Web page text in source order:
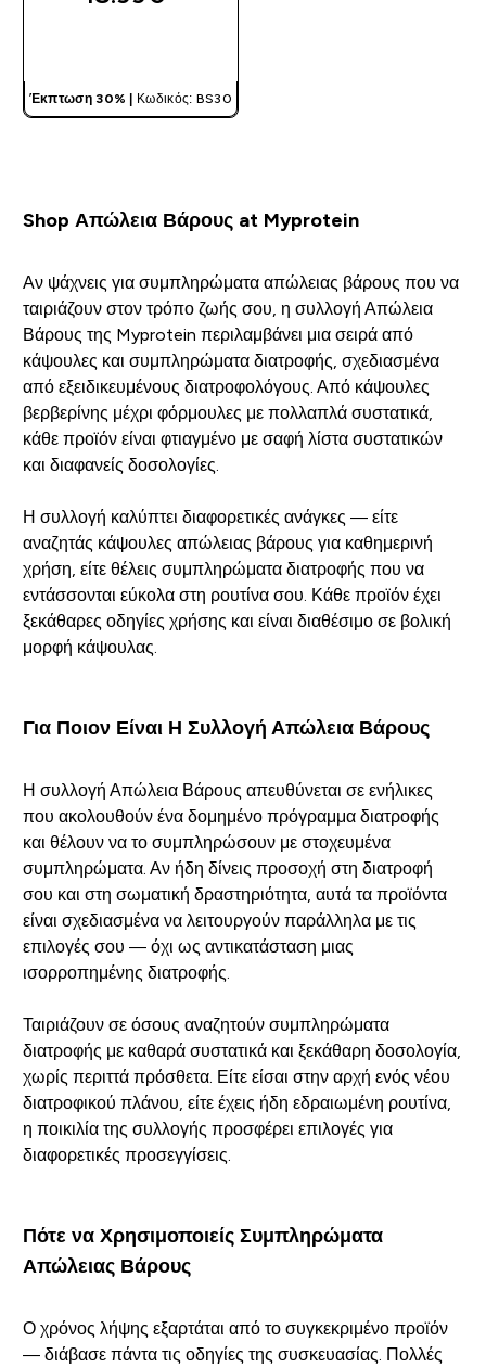
Έκπτωση 30% | Κωδικός: BS30
Shop Απώλεια Βάρους at Myprotein
Αν ψάχνεις για συμπληρώματα απώλειας βάρους που να
ταιριάζουν στον τρόπο ζωής σου, η συλλογή Απώλεια
Βάρους της Myprotein περιλαμβάνει μια σειρά από
κάψουλες και συμπληρώματα διατροφής, σχεδιασμένα
από εξειδικευμένους διατροφολόγους. Από κάψουλες
βερβερίνης μέχρι φόρμουλες με πολλαπλά συστατικά,
κάθε προϊόν είναι φτιαγμένο με σαφή λίστα συστατικών
και διαφανείς δοσολογίες.
Η συλλογή καλύπτει διαφορετικές ανάγκες — είτε
αναζητάς κάψουλες απώλειας βάρους για καθημερινή
χρήση, είτε θέλεις συμπληρώματα διατροφής που να
εντάσσονται εύκολα στη ρουτίνα σου. Κάθε προϊόν έχει
ξεκάθαρες οδηγίες χρήσης και είναι διαθέσιμο σε βολική
μορφή κάψουλας.
Για Ποιον Είναι Η Συλλογή Απώλεια Βάρους
Η συλλογή Απώλεια Βάρους απευθύνεται σε ενήλικες
που ακολουθούν ένα δομημένο πρόγραμμα διατροφής
και θέλουν να το συμπληρώσουν με στοχευμένα
συμπληρώματα. Αν ήδη δίνεις προσοχή στη διατροφή
σου και στη σωματική δραστηριότητα, αυτά τα προϊόντα
είναι σχεδιασμένα να λειτουργούν παράλληλα με τις
επιλογές σου — όχι ως αντικατάσταση μιας
ισορροπημένης διατροφής.
Ταιριάζουν σε όσους αναζητούν συμπληρώματα
διατροφής με καθαρά συστατικά και ξεκάθαρη δοσολογία,
χωρίς περιττά πρόσθετα. Είτε είσαι στην αρχή ενός νέου
διατροφικού πλάνου, είτε έχεις ήδη εδραιωμένη ρουτίνα,
η ποικιλία της συλλογής προσφέρει επιλογές για
διαφορετικές προσεγγίσεις.
Πότε να Χρησιμοποιείς Συμπληρώματα
Απώλειας Βάρους
Ο χρόνος λήψης εξαρτάται από το συγκεκριμένο προϊόν
— διάβασε πάντα τις οδηγίες της συσκευασίας. Πολλές